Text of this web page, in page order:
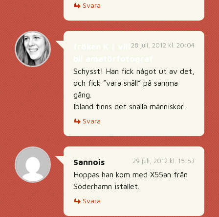
Svara
28 juli, 2012 kl. 20:04
Schysst! Han fick något ut av det,
och fick ”vara snäll” på samma
gång.
Ibland finns det snälla människor.
Svara
29 juli, 2012 kl. 15:53
Sannois
Hoppas han kom med X55an från
Söderhamn istället.
Svara